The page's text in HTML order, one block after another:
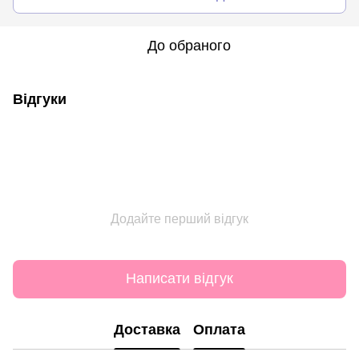
До обраного
Відгуки
Додайте перший відгук
Написати відгук
Доставка Оплата